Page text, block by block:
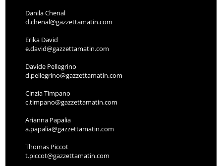
Danila Chenal
d.chenal@gazzettamatin.com
Erika David
e.david@gazzettamatin.com
Davide Pellegrino
d.pellegrino@gazzettamatin.com
Cinzia Timpano
c.timpano@gazzettamatin.com
Arianna Papalia
a.papalia@gazzettamatin.com
Thomas Piccot
t.piccot@gazzettamatin.com